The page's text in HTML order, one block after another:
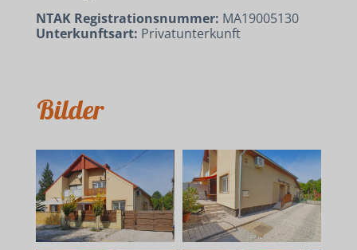
NTAK Registrationsnummer: MA19005130
Unterkunftsart: Privatunterkunft
Bilder